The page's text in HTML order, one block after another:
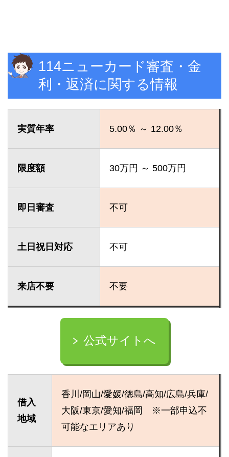
114ニューカード審査・金
利・返済に関する情報
実質年率 5.00％ ～ 12.00％
限度額 30万円 ～ 500万円
即日審査 不可
土日祝日対応 不可
来店不要 不要
公式サイトへ
借入
地域
香川/岡山/愛媛/徳島/高知/広島/兵庫/
大阪/東京/愛知/福岡 ※一部申込不
可能なエリアあり